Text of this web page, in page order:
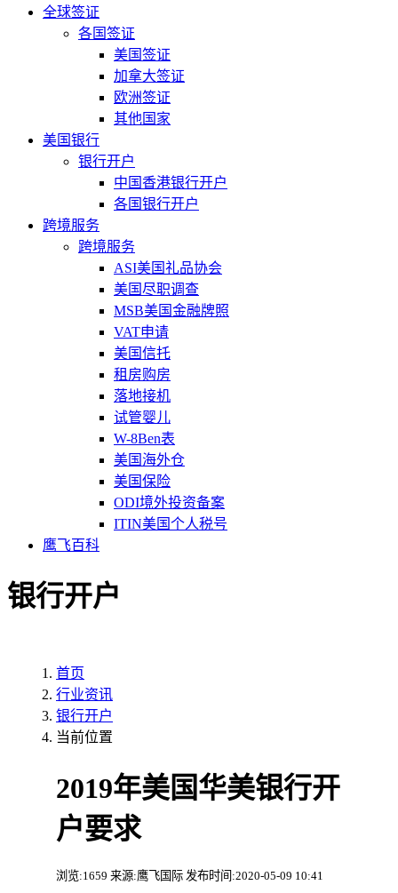
全球签证
各国签证
美国签证
加拿大签证
欧洲签证
其他国家
美国银行
银行开户
中国香港银行开户
各国银行开户
跨境服务
跨境服务
ASI美国礼品协会
美国尽职调查
MSB美国金融牌照
VAT申请
美国信托
租房购房
落地接机
试管婴儿
W-8Ben表
美国海外仓
美国保险
ODI境外投资备案
ITIN美国个人税号
鹰飞百科
银行开户
首页
行业资讯
银行开户
当前位置
2019年美国华美银行开
户要求
浏览:1659 来源:鹰飞国际 发布时间:2020-05-09 10:41